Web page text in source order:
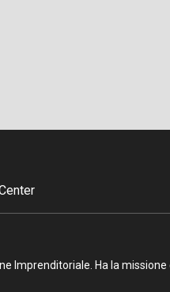
Imprenditoriale. Ha la